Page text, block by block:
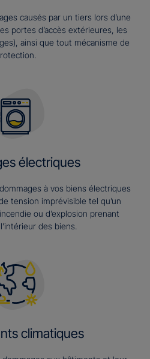
causés par un tiers lors d’une
portes d’accès extérieures, les
ainsi que tout mécanisme de
électriques
à vos biens électriques
tension imprévisible tel qu’un
ou d’explosion prenant
des biens.
climatiques